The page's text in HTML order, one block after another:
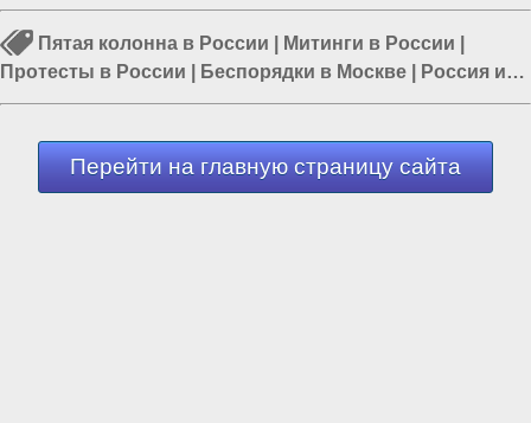
Пятая колонна в России Митинги в России
Протесты в России
Беспорядки в Москве
Россия и
Евразия|Массовые беспорядки в России|Протесты в
Перейти на главную страницу сайта